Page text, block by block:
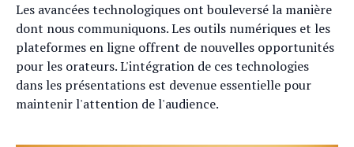
Les avancées technologiques ont bouleversé la manière
dont nous communiquons. Les outils numériques et les
plateformes en ligne offrent de nouvelles opportunités
pour les orateurs. L'intégration de ces technologies
dans les présentations est devenue essentielle pour
maintenir l'attention de l'audience.